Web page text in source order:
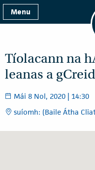
Menu
Tíolacann na
leanas a
Mái 8 Nol, 2020 | 14:30
suíomh: (Baile Átha